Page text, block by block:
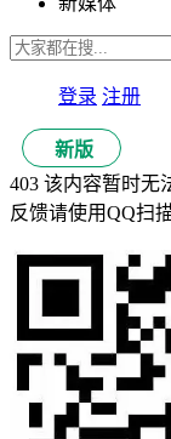
登录 注册
新版
403 该内容暂时无
反馈请使用QQ扫